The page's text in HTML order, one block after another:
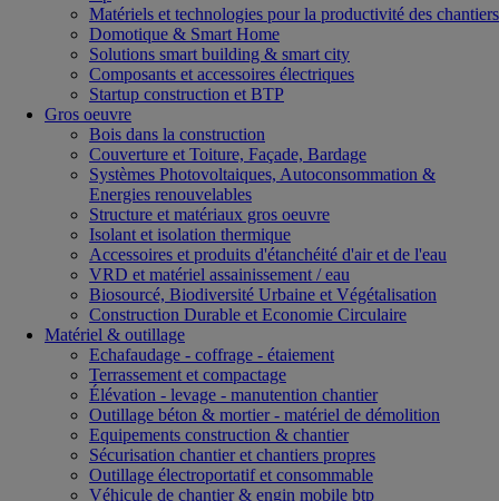
Matériels et technologies pour la productivité des chantiers
Domotique & Smart Home
Solutions smart building & smart city
Composants et accessoires électriques
Startup construction et BTP
Gros oeuvre
Bois dans la construction
Couverture et Toiture, Façade, Bardage
Systèmes Photovoltaiques, Autoconsommation &
Energies renouvelables
Structure et matériaux gros oeuvre
Isolant et isolation thermique
Accessoires et produits d'étanchéité d'air et de l'eau
VRD et matériel assainissement / eau
Biosourcé, Biodiversité Urbaine et Végétalisation
Construction Durable et Economie Circulaire
Matériel & outillage
Echafaudage - coffrage - étaiement
Terrassement et compactage
Élévation - levage - manutention chantier
Outillage béton & mortier - matériel de démolition
Equipements construction & chantier
Sécurisation chantier et chantiers propres
Outillage électroportatif et consommable
Véhicule de chantier & engin mobile btp